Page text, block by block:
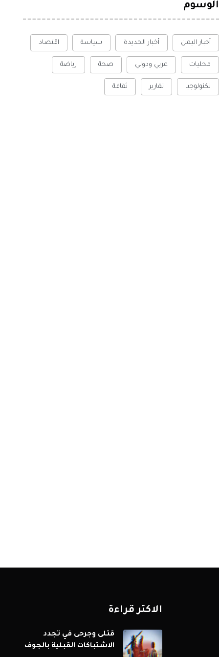
الوسوم
أخبار اليمن أخبار الحديدة سياسة اقتصاد
محليات عربي ودولي صحة رياضة
تكنولوجيا تقارير ثقافة
الاكثر قراءة
قتلى وجرحى في تجدد
الاشتباكات القبلية بالجوف